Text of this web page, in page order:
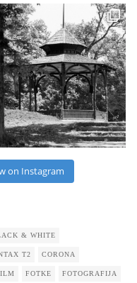
on Instagram
& WHITE
T2 CORONA
FOTKE FOTOGRAFIJA